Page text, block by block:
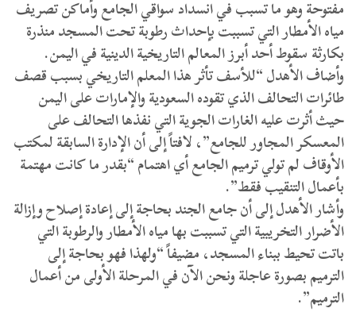
مفتوحة وهو ما تسبب في انسداد سواقي الجامع وأماكن تصريف
مياه الأمطار التي تسببت بإحداث رطوبة تحت المسجد منذرة
بكارثة سقوط أحد أبرز المعالم التاريخية الدينية في اليمن.
وأضاف الأهدل “للأسف تأثر هذا المعلم التاريخي بسبب قصف
طائرات التحالف الذي تقوده السعودية والإمارات على اليمن
حيث أثرت عليه الغارات الجوية التي نفذها التحالف على
المعسكر المجاور للجامع”، لافتاً إلى أن الإدارة السابقة لمكتب
الأوقاف لم تولي ترميم الجامع أي اهتمام “بقدر ما كانت مهتمة
بأعمال التنقيب فقط”.
وأشار الأهدل إلى أن جامع الجند بحاجة إلى إعادة إصلاح وإزالة
الأضرار التخريبية التي تسببت بها مياه الأمطار والرطوبة التي
باتت تحيط ببناء المسجد، مضيفاً “ولهذا فهو بحاجة إلى
الترميم بصورة عاجلة ونحن الآن في المرحلة الأولى من أعمال
الترميم”.